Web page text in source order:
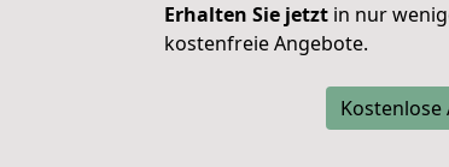
Erhalten Sie jetzt in nur
kostenfreie Angebote.